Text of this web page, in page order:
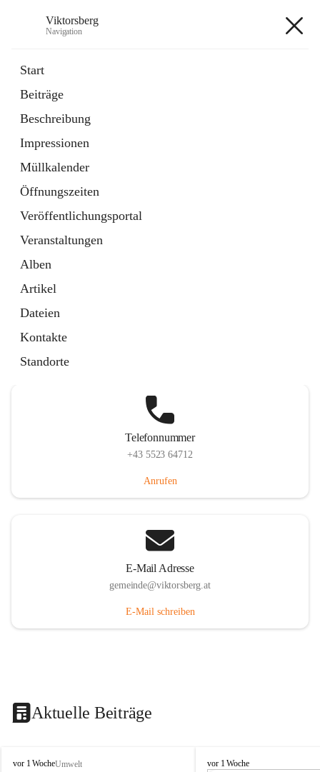
Viktorsberg
Navigation
Start
Beiträge
Beschreibung
Impressionen
Müllkalender
Öffnungszeiten
Veröffentlichungsportal
Veranstaltungen
Alben
Artikel
Dateien
Kontakte
Standorte
1 Schnellzugriff
Bürgerservice
10 Schnellzugriffe
Telefonnummer
+43 5523 64712
Anrufen
E-Mail Adresse
gemeinde@viktorsberg.at
E-Mail schreiben
Aktuelle Beiträge
V
vor 1 WocheUmwelt
V
vor 1 Woche